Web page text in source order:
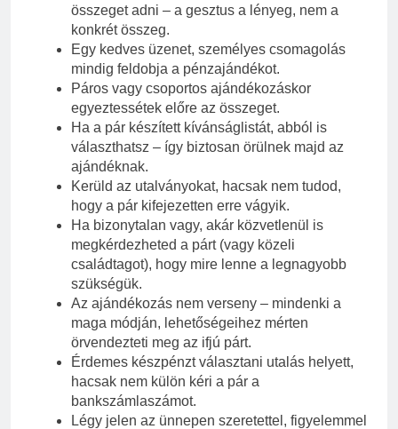
összeget adni – a gesztus a lényeg, nem a
konkrét összeg.
Egy kedves üzenet, személyes csomagolás
mindig feldobja a pénzajándékot.
Páros vagy csoportos ajándékozáskor
egyeztessétek előre az összeget.
Ha a pár készített kívánságlistát, abból is
választhatsz – így biztosan örülnek majd az
ajándéknak.
Kerüld az utalványokat, hacsak nem tudod,
hogy a pár kifejezetten erre vágyik.
Ha bizonytalan vagy, akár közvetlenül is
megkérdezheted a párt (vagy közeli
családtagot), hogy mire lenne a legnagyobb
szükségük.
Az ajándékozás nem verseny – mindenki a
maga módján, lehetőségeihez mérten
örvendezteti meg az ifjú párt.
Érdemes készpénzt választani utalás helyett,
hacsak nem külön kéri a pár a
bankszámlaszámot.
Légy jelen az ünnepen szeretettel, figyelemmel